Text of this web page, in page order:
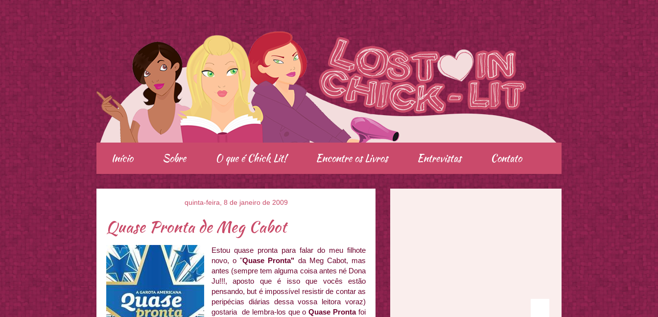
.
Início Sobre O que é Chick Lit! Encontre os Livros Entrevistas Contato
quinta-feira, 8 de janeiro de 2009
Quase Pronta de Meg Cabot
Estou quase pronta para falar do meu filhote
novo, o "Quase Pronta" da Meg Cabot, mas
antes (sempre tem alguma coisa antes né Dona
Ju!!!, aposto que é isso que vocês estão
pensando, but é impossível resistir de contar as
peripécias diárias dessa vossa leitora voraz)
gostaria de lembra-los que oQuase Prontafoi